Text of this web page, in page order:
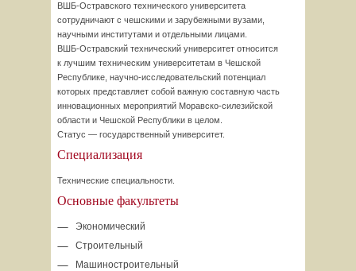
ВШБ-Остравского технического университета
сотрудничают с чешскими и зарубежными вузами,
научными институтами и отдельными лицами.
ВШБ-Остравский технический университет относится
к лучшим техническим университетам в Чешской
Республике, научно-исследовательский потенциал
которых представляет собой важную составную часть
инновационных мероприятий Моравско-силезийской
области и Чешской Республики в целом.
Статус — государственный университет.
Специализация
Технические специальности.
Основные факультеты
Экономический
Строительный
Машиностроительный